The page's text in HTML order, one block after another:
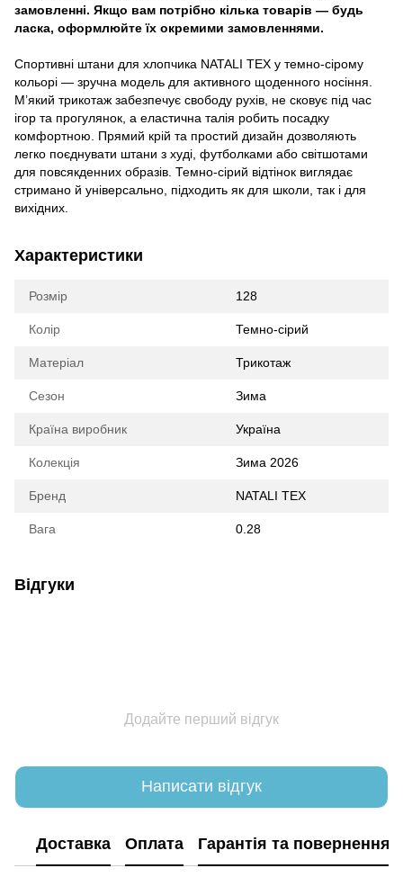
замовленні. Якщо вам потрібно кілька товарів — будь
ласка, оформлюйте їх окремими замовленнями.
Спортивні штани для хлопчика NATALI TEX у темно-сірому
кольорі — зручна модель для активного щоденного носіння.
М’який трикотаж забезпечує свободу рухів, не сковує під час
ігор та прогулянок, а еластична талія робить посадку
комфортною. Прямий крій та простий дизайн дозволяють
легко поєднувати штани з худі, футболками або світшотами
для повсякденних образів. Темно-сірий відтінок виглядає
стримано й універсально, підходить як для школи, так і для
вихідних.
Характеристики
Розмір 128
Колір Темно-сірий
Матеріал Трикотаж
Сезон Зима
Країна виробник Україна
Колекція Зима 2026
Бренд NATALI TEX
Вага 0.28
Відгуки
Додайте перший відгук
Написати відгук
Доставка Оплата Гарантія та повернення